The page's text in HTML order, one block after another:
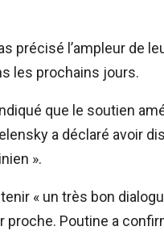
précisé l’ampleur de
les prochains jours.
que le soutien
a déclaré avoir
».
« un très bon
proche. Poutine a